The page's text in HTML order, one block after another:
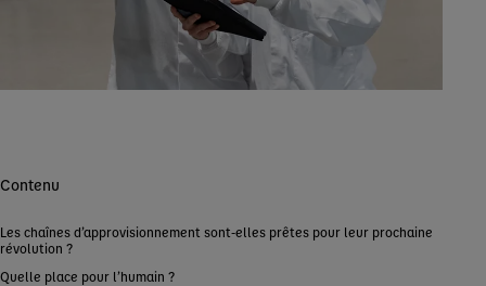
Contenu
Les chaînes d’approvisionnement sont-elles prêtes pour leur prochaine
révolution ?
Quelle place pour l’humain ?